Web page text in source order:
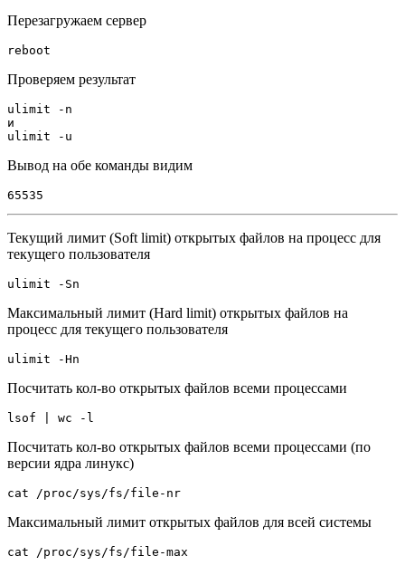
Перезагружаем сервер
reboot
Проверяем результат
ulimit -n
и
ulimit -u
Вывод на обе команды видим
65535
Текущий лимит (Soft limit) открытых файлов на процесс для
текущего пользователя
ulimit -Sn
Максимальный лимит (Hard limit) открытых файлов на
процесс для текущего пользователя
ulimit -Hn
Посчитать кол-во открытых файлов всеми процессами
lsof | wc -l
Посчитать кол-во открытых файлов всеми процессами (по
версии ядра линукс)
cat /proc/sys/fs/file-nr
Максимальный лимит открытых файлов для всей системы
cat /proc/sys/fs/file-max